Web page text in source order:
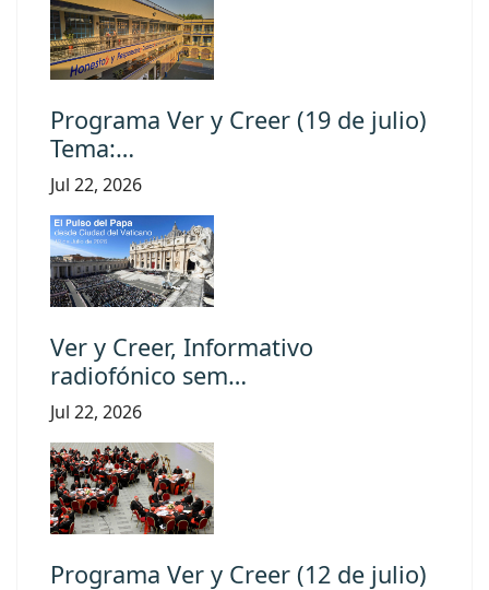
Programa Ver y Creer (19 de julio)
Tema:…
Jul 22, 2026
Ver y Creer, Informativo
radiofónico sem…
Jul 22, 2026
Programa Ver y Creer (12 de julio)